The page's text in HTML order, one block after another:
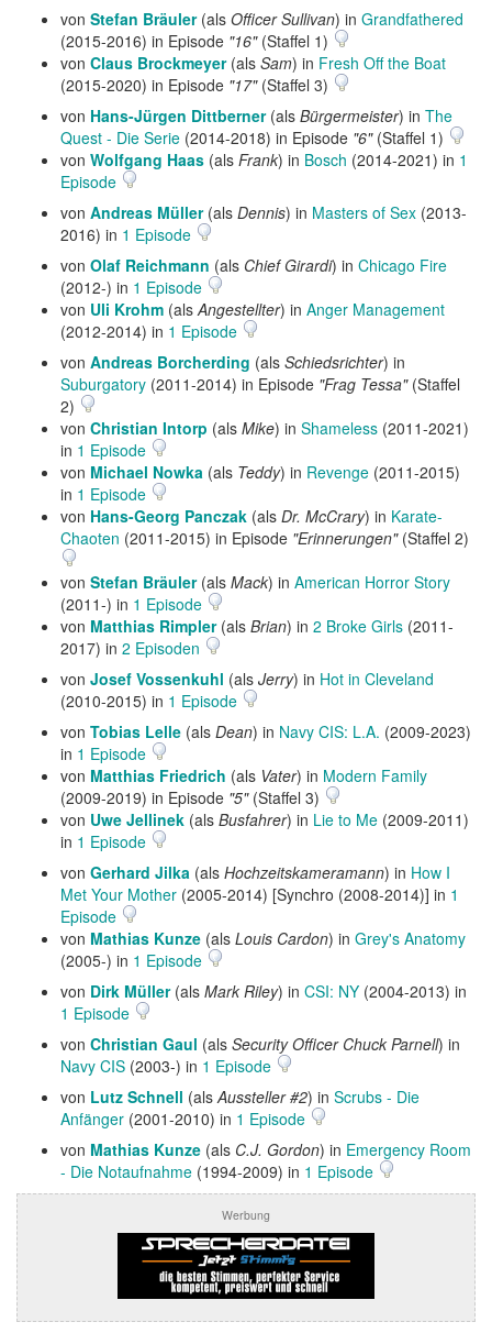
von Stefan Bräuler(als Officer Sullivan) in Grandfathered
(2015-2016) in Episode "16"(Staffel 1)
von Claus Brockmeyer(als Sam) in Fresh Off the Boat
(2015-2020) in Episode "17"(Staffel 3)
von Hans-Jürgen Dittberner(als Bürgermeister) in The
Quest - Die Serie (2014-2018) in Episode "6"(Staffel 1)
von Wolfgang Haas (als Frank) in Bosch (2014-2021) in 1
Episode
von Andreas Müller(als Dennis) in Masters of Sex (2013-
2016) in 1 Episode
von Olaf Reichmann (als Chief Girardi) in Chicago Fire
(2012-) in 1 Episode
von Uli Krohm (alsAngestellter) in Anger Management
(2012-2014) in 1 Episode
von Andreas Borcherding (als Schiedsrichter) in
Suburgatory (2011-2014) in Episode "Frag Tessa"(Staffel
2)
von Christian Intorp (als Mike) in Shameless (2011-2021)
in 1 Episode
von Michael Nowka (als Teddy) in Revenge (2011-2015)
in 1 Episode
von Hans-Georg Panczak (als Dr. McCrary) in Karate-
Chaoten (2011-2015) in Episode "Erinnerungen"(Staffel 2)
von Stefan Bräuler(als Mack) in American Horror Story
(2011-) in 1 Episode
von Matthias Rimpler(als Brian) in 2 Broke Girls (2011-
2017) in 2 Episoden
von Josef Vossenkuhl (als Jerry) in Hot in Cleveland
(2010-2015) in 1 Episode
von Tobias Lelle (als Dean) in Navy CIS: L.A. (2009-2023)
in 1 Episode
von Matthias Friedrich (als Vater) in Modern Family
(2009-2019) in Episode "5"(Staffel 3)
von Uwe Jellinek (als Busfahrer) in Lie to Me (2009-2011)
in 1 Episode
von Gerhard Jilka (als Hochzeitskameramann) in How I
Met Your Mother (2005-2014) [Synchro (2008-2014)] in 1
Episode
von Mathias Kunze (als Louis Cardon) in Grey's Anatomy
(2005-) in 1 Episode
von Dirk Müller(als Mark Riley) in CSI: NY (2004-2013) in
1 Episode
von Christian Gaul (als Security Officer Chuck Parnell) in
Navy CIS (2003-) in 1 Episode
von Lutz Schnell (alsAussteller #2) in Scrubs - Die
Anfänger (2001-2010) in 1 Episode
von Mathias Kunze (als C.J. Gordon) in Emergency Room
- Die Notaufnahme (1994-2009) in 1 Episode
Werbung